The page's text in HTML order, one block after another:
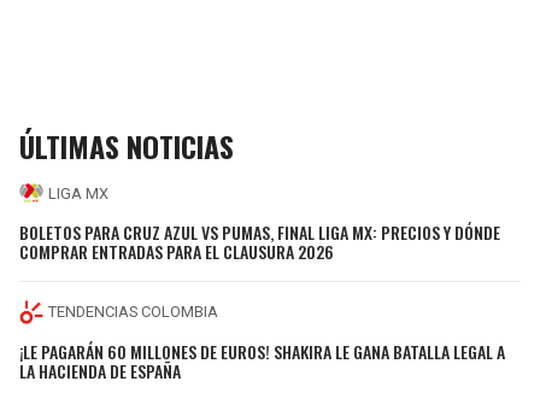
ÚLTIMAS NOTICIAS
LIGA MX
BOLETOS PARA CRUZ AZUL VS PUMAS, FINAL LIGA MX: PRECIOS Y DÓNDE
COMPRAR ENTRADAS PARA EL CLAUSURA 2026
TENDENCIAS COLOMBIA
¡LE PAGARÁN 60 MILLONES DE EUROS! SHAKIRA LE GANA BATALLA LEGAL A
LA HACIENDA DE ESPAÑA